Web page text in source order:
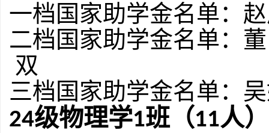
一档国家助学金名单：
二档国家助学金名单： 董
双
三档国家助学金名单：
24级物理学1班（11人）